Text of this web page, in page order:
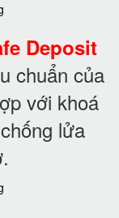
Deposit
chuẩn của
với khoá
lửa